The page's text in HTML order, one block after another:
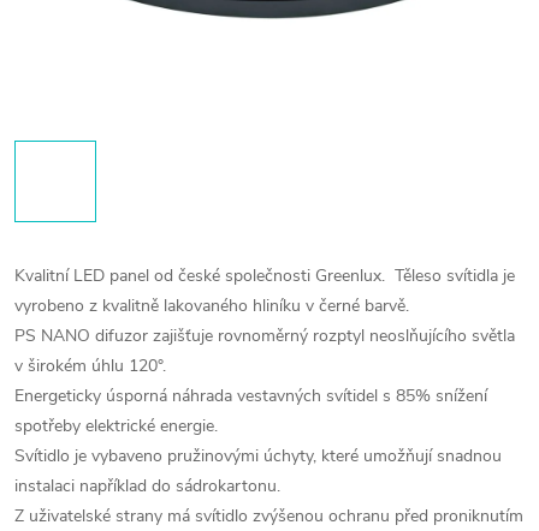
Kvalitní LED panel od české společnosti Greenlux. Těleso svítidla je
vyrobeno z kvalitně lakovaného hliníku v černé barvě.
PS NANO difuzor zajišťuje rovnoměrný rozptyl neoslňujícího světla
v širokém úhlu 120°.
Energeticky úsporná náhrada vestavných svítidel s 85% snížení
spotřeby elektrické energie.
Svítidlo je vybaveno pružinovými úchyty, které umožňují snadnou
instalaci například do sádrokartonu.
Z uživatelské strany má svítidlo zvýšenou ochranu před proniknutím